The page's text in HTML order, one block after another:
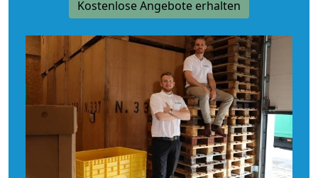
Kostenlose Angebote erhalten